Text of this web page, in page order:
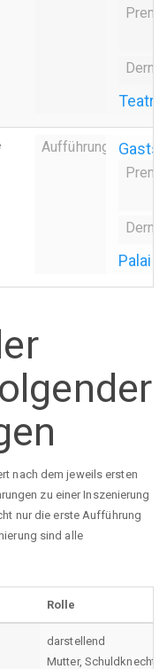
Teatro
Aufführung
Palais
nach dem jeweils ersten
zu einer Inszenierung
nur die erste Aufführung
sind alle
Rolle
darstellend
Mutter, Schuldknecht,